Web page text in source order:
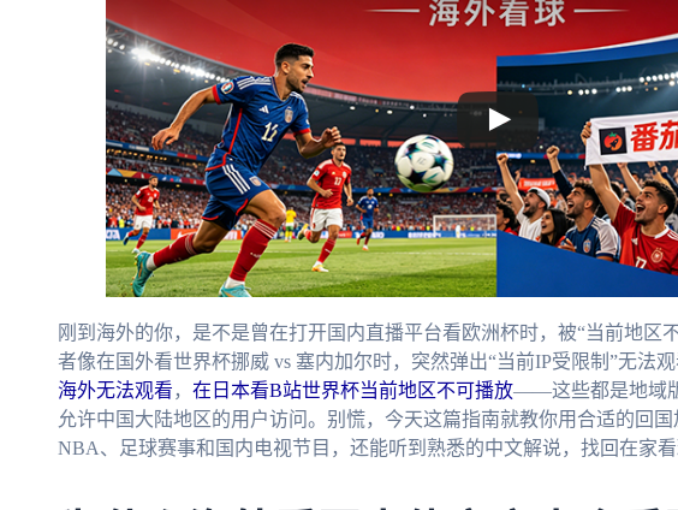
刚到海外的你，是不是曾在打开国内直播平台看欧洲杯时，被“当前地区
者像在国外看世界杯挪威 vs 塞内加尔时，突然弹出“当前IP受限制”无法
海外无法观看 ， 在日本看B站世界杯当前地区不可播放——这些都是地域
允许中国大陆地区的用户访问。别慌，今天这篇指南就教你用合适的回
NBA、足球赛事和国内电视节目，还能听到熟悉的中文解说，找回在家看